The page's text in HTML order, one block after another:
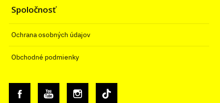
Spoločnosť
Ochrana osobných údajov
Obchodné podmienky